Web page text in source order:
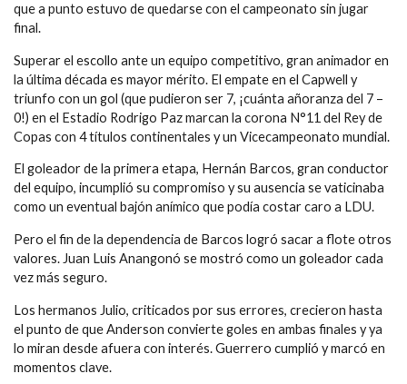
que a punto estuvo de quedarse con el campeonato sin jugar
final.
Superar el escollo ante un equipo competitivo, gran animador en
la última década es mayor mérito. El empate en el Capwell y
triunfo con un gol (que pudieron ser 7, ¡cuánta añoranza del 7 –
0!) en el Estadio Rodrigo Paz marcan la corona N°11 del Rey de
Copas con 4 títulos continentales y un Vicecampeonato mundial.
El goleador de la primera etapa, Hernán Barcos, gran conductor
del equipo, incumplió su compromiso y su ausencia se vaticinaba
como un eventual bajón anímico que podía costar caro a LDU.
Pero el fin de la dependencia de Barcos logró sacar a flote otros
valores. Juan Luis Anangonó se mostró como un goleador cada
vez más seguro.
Los hermanos Julio, criticados por sus errores, crecieron hasta
el punto de que Anderson convierte goles en ambas finales y ya
lo miran desde afuera con interés. Guerrero cumplió y marcó en
momentos clave.